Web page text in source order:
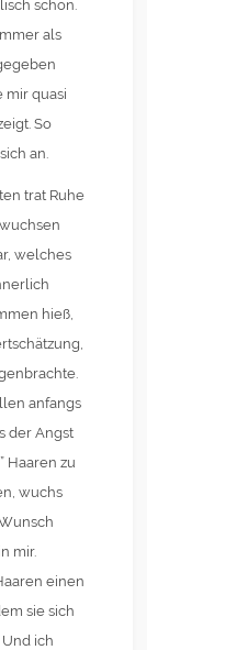
schon.
als
mir quasi
So
an.
trat Ruhe
welches
hieß,
anfangs
der Angst
Haaren zu
wuchs
mir.
einen
sie sich
ich